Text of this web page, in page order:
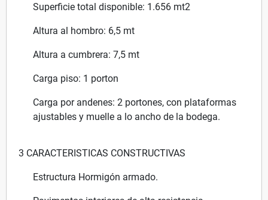
Superficie total disponible: 1.656 mt2
Altura al hombro: 6,5 mt
Altura a cumbrera: 7,5 mt
Carga piso: 1 porton
Carga por andenes: 2 portones, con plataformas
ajustables y muelle a lo ancho de la bodega.
3 CARACTERISTICAS CONSTRUCTIVAS
Estructura Hormigón armado.